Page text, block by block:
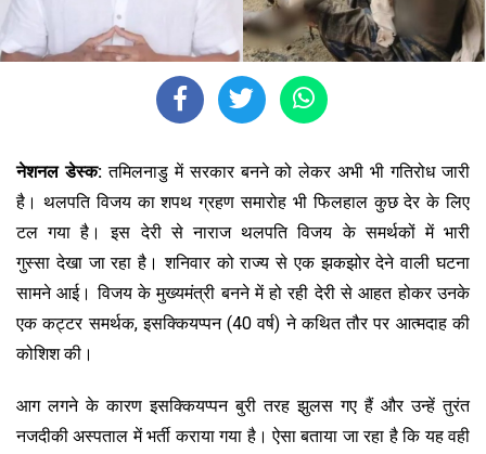
नेशनल डेस्क:तमिलनाडु में सरकार बनने को लेकर अभी भी गतिरोध जारी
है। थलपति विजय का शपथ ग्रहण समारोह भी फिलहाल कुछ देर के लिए
टल गया है। इस देरी से नाराज थलपति विजय के समर्थकों में भारी
गुस्सा देखा जा रहा है। शनिवार को राज्य से एक झकझोर देने वाली घटना
सामने आई। विजय के मुख्यमंत्री बनने में हो रही देरी से आहत होकर उनके
एक कट्टर समर्थक, इसक्कियप्पन (40 वर्ष) ने कथित तौर पर आत्मदाह की
कोशिश की।
आग लगने के कारण इसक्कियप्पन बुरी तरह झुलस गए हैं और उन्हें तुरंत
नजदीकी अस्पताल में भर्ती कराया गया है। ऐसा बताया जा रहा है कि यह वही